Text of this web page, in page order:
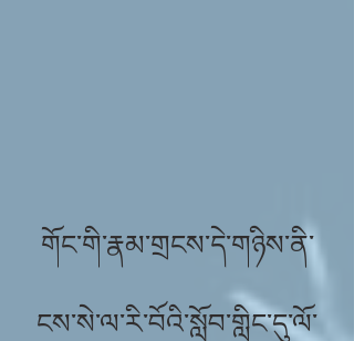
གོང་གི་རྣམ་གྲངས་དེ་གཉིས་ནི་
ངས་སེ་ལ་རི་བོའི་སློབ་གླིང་དུ་ལོ་